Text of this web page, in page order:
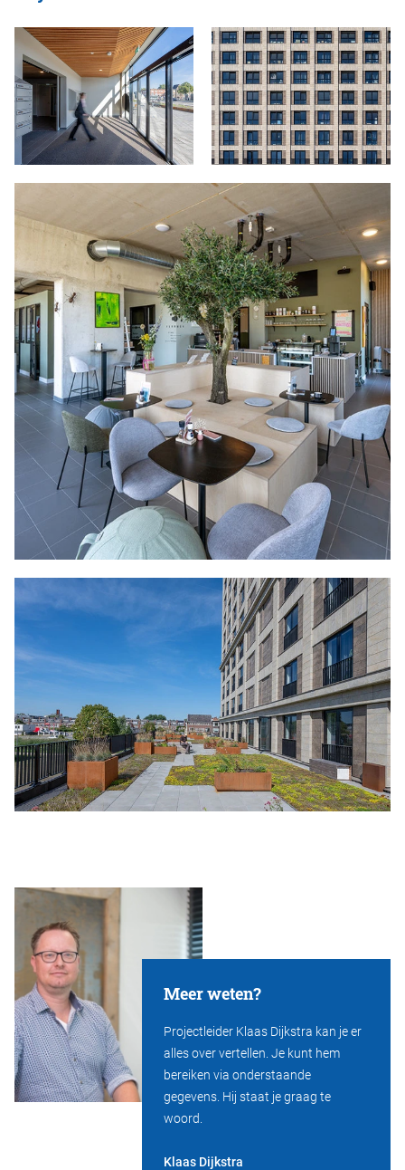
Meer weten?
Projectleider Klaas Dijkstra kan je er
alles over vertellen. Je kunt hem
bereiken via onderstaande
gegevens. Hij staat je graag te
woord.
Klaas Dijkstra